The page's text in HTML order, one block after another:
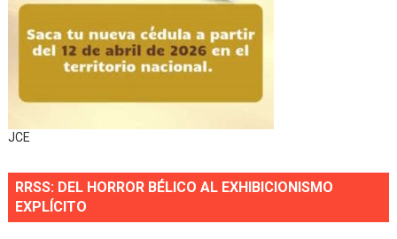
JCE
RRSS: DEL HORROR BÉLICO AL EXHIBICIONISMO
EXPLÍCITO